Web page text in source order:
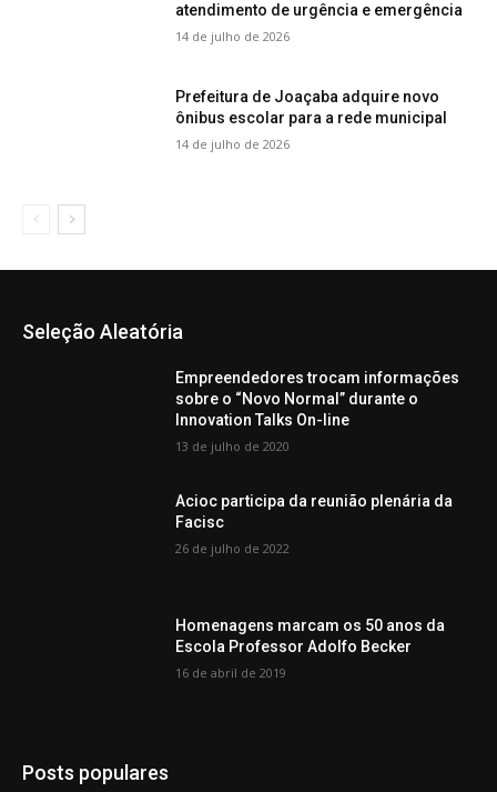
atendimento de urgência e emergência
14 de julho de 2026
Prefeitura de Joaçaba adquire novo
ônibus escolar para a rede municipal
14 de julho de 2026
Seleção Aleatória
Empreendedores trocam informações
sobre o “Novo Normal” durante o
Innovation Talks On-line
13 de julho de 2020
Acioc participa da reunião plenária da
Facisc
26 de julho de 2022
Homenagens marcam os 50 anos da
Escola Professor Adolfo Becker
16 de abril de 2019
Posts populares